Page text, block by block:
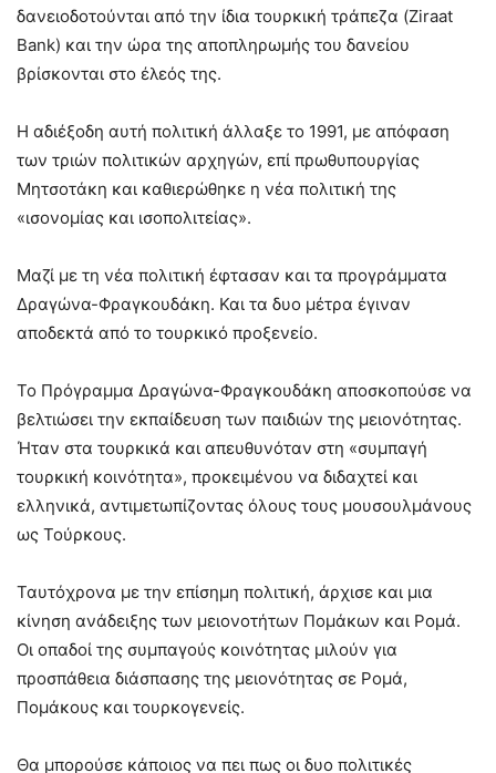
δανειοδοτούνται από την ίδια τουρκική τράπεζα (Ziraat
Βank) και την ώρα της αποπληρωμής του δανείου
βρίσκονται στο έλεός της.
Η αδιέξοδη αυτή πολιτική άλλαξε το 1991, με απόφαση
των τριών πολιτικών αρχηγών, επί πρωθυπουργίας
Μητσοτάκη και καθιερώθηκε η νέα πολιτική της
«ισονομίας και ισοπολιτείας».
Μαζί με τη νέα πολιτική έφτασαν και τα προγράμματα
Δραγώνα-Φραγκουδάκη. Και τα δυο μέτρα έγιναν
αποδεκτά από το τουρκικό προξενείο.
Το Πρόγραμμα Δραγώνα-Φραγκουδάκη αποσκοπούσε να
βελτιώσει την εκπαίδευση των παιδιών της μειονότητας.
Ήταν στα τουρκικά και απευθυνόταν στη «συμπαγή
τουρκική κοινότητα», προκειμένου να διδαχτεί και
ελληνικά, αντιμετωπίζοντας όλους τους μουσουλμάνους
ως Τούρκους.
Ταυτόχρονα με την επίσημη πολιτική, άρχισε και μια
κίνηση ανάδειξης των μειονοτήτων Πομάκων και Ρομά.
Οι οπαδοί της συμπαγούς κοινότητας μιλούν για
προσπάθεια διάσπασης της μειονότητας σε Ρομά,
Πομάκους και τουρκογενείς.
Θα μπορούσε κάποιος να πει πως οι δυο πολιτικές